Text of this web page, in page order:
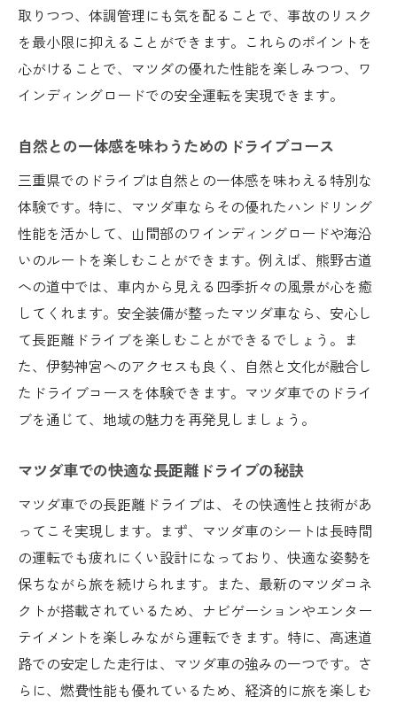
地域の味を楽しむための飲食店の選び方
マツダの安全性能で安心して楽しむ三重県の観
光地
観光地を安全に巡るためのマツダの最新技
マツダ車でのドライブ時の安全運転ガイド
交通量の多いエリアでの安全確保のポイン
ト
安心して観光するためのマツダのセキュリ
ティ機能
観光地での駐車時に役立つマツダの機能
三重県の観光地を巡る際の安全確認事項
取りつつ、体調管理にも気を配ることで、事故のリスク
を最小限に抑えることができます。これらのポイントを
心がけることで、マツダの優れた性能を楽しみつつ、ワ
インディングロードでの安全運転を実現できます。
自然との一体感を味わうためのドライブコース
三重県でのドライブは自然との一体感を味わえる特別な
体験です。特に、マツダ車ならその優れたハンドリング
性能を活かして、山間部のワインディングロードや海沿
いのルートを楽しむことができます。例えば、熊野古道
への道中では、車内から見える四季折々の風景が心を癒
してくれます。安全装備が整ったマツダ車なら、安心し
て長距離ドライブを楽しむことができるでしょう。ま
た、伊勢神宮へのアクセスも良く、自然と文化が融合し
たドライブコースを体験できます。マツダ車でのドライ
ブを通じて、地域の魅力を再発見しましょう。
マツダ車での快適な長距離ドライブの秘訣
マツダ車での長距離ドライブは、その快適性と技術があ
ってこそ実現します。まず、マツダ車のシートは長時間
の運転でも疲れにくい設計になっており、快適な姿勢を
保ちながら旅を続けられます。また、最新のマツダコネ
クトが搭載されているため、ナビゲーションやエンター
テイメントを楽しみながら運転できます。特に、高速道
路での安定した走行は、マツダ車の強みの一つです。さ
らに、燃費性能も優れているため、経済的に旅を楽しむ